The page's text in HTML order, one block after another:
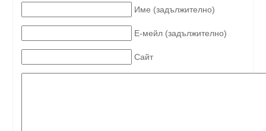
Име (задължително)
Е-мейл (задължително)
Сайт